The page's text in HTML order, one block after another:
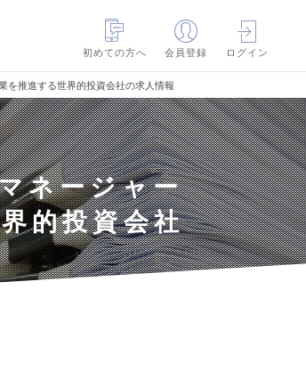
初めての方へ
会員登録 ログイン
を推進する世界的投資会社の求人情報
ネージャー
的投資会社